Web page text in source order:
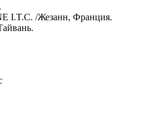
I.T.C. /Жезанн, Франция.